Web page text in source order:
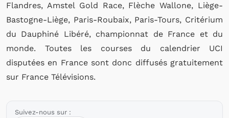
Flandres, Amstel Gold Race, Flèche Wallone, Liège-
Bastogne-Liège, Paris-Roubaix, Paris-Tours, Critérium
du Dauphiné Libéré, championnat de France et du
monde. Toutes les courses du calendrier UCI
disputées en France sont donc diffusés gratuitement
sur France Télévisions.
Suivez-nous sur :